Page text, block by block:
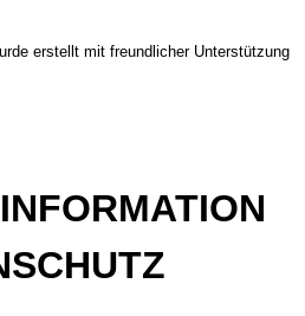
erstellt mit freundlicher Unterstützung